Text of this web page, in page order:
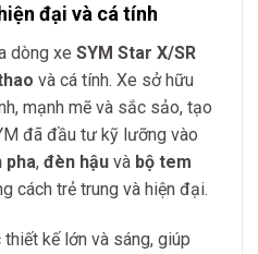
đại và cá tính
dòng xe SYM Star X/SR
và cá tính. Xe sở hữu
mạnh mẽ và sắc sảo, tạo
đã đầu tư kỹ lưỡng vào
pha, đèn hậu và bộ tem
cách trẻ trung và hiện đại.
kế lớn và sáng, giúp